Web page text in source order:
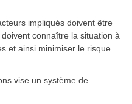
impliqués doivent être
connaître la situation à
et ainsi minimiser le risque
vise un système de